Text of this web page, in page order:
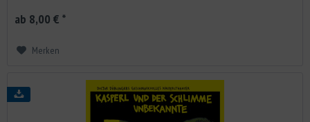
ab 8,00 € *
Merken